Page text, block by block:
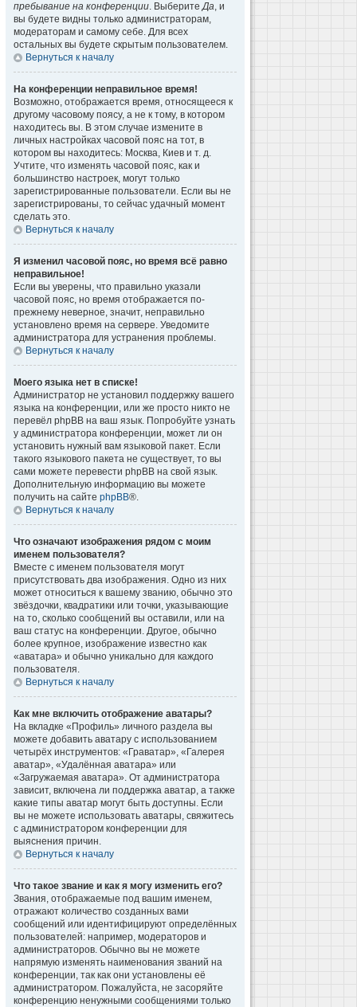
пребывание на конференции. ВыберитеДа, и
вы будете видны только администраторам,
модераторам и самому себе. Для всех
остальных вы будете скрытым пользователем.
Вернуться к началу
На конференции неправильное время!
Возможно, отображается время, относящееся к
другому часовому поясу, а не к тому, в котором
находитесь вы. В этом случае измените в
личных настройках часовой пояс на тот, в
котором вы находитесь: Москва, Киев и т. д.
Учтите, что изменять часовой пояс, как и
большинство настроек, могут только
зарегистрированные пользователи. Если вы не
зарегистрированы, то сейчас удачный момент
сделать это.
Вернуться к началу
Я изменил часовой пояс, но время всё равно
неправильное!
Если вы уверены, что правильно указали
часовой пояс, но время отображается по-
прежнему неверное, значит, неправильно
установлено время на сервере. Уведомите
администратора для устранения проблемы.
Вернуться к началу
Моего языка нет в списке!
Администратор не установил поддержку вашего
языка на конференции, или же просто никто не
перевёл phpBB на ваш язык. Попробуйте узнать
у администратора конференции, может ли он
установить нужный вам языковой пакет. Если
такого языкового пакета не существует, то вы
сами можете перевести phpBB на свой язык.
Дополнительную информацию вы можете
получить на сайте phpBB®.
Вернуться к началу
Что означают изображения рядом с моим
именем пользователя?
Вместе с именем пользователя могут
присутствовать два изображения. Одно из них
может относиться к вашему званию, обычно это
звёздочки, квадратики или точки, указывающие
на то, сколько сообщений вы оставили, или на
ваш статус на конференции. Другое, обычно
более крупное, изображение известно как
«аватара» и обычно уникально для каждого
пользователя.
Вернуться к началу
Как мне включить отображение аватары?
На вкладке «Профиль» личного раздела вы
можете добавить аватару с использованием
четырёх инструментов: «Граватар», «Галерея
аватар», «Удалённая аватара» или
«Загружаемая аватара». От администратора
зависит, включена ли поддержка аватар, а также
какие типы аватар могут быть доступны. Если
вы не можете использовать аватары, свяжитесь
с администратором конференции для
выяснения причин.
Вернуться к началу
Что такое звание и как я могу изменить его?
Звания, отображаемые под вашим именем,
отражают количество созданных вами
сообщений или идентифицируют определённых
пользователей: например, модераторов и
администраторов. Обычно вы не можете
напрямую изменять наименования званий на
конференции, так как они установлены её
администратором. Пожалуйста, не засоряйте
конференцию ненужными сообщениями только